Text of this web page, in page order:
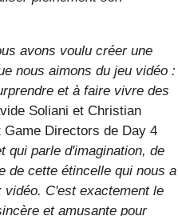
avons voulu créer une
nous aimons du jeu vidéo :
et à faire vivre des
Soliani et Christian
Directors de Day 4
qui parle d'imagination, de
de cette étincelle qui nous a
C'est exactement le
et amusante pour